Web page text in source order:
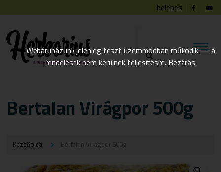
belépés
Bertalan Virágpor 500g
Kezdőoldal
Webáruházunk jelenleg teszt üzemmódban működik — a
rendelések nem kerülnek teljesítésre. Bezárás